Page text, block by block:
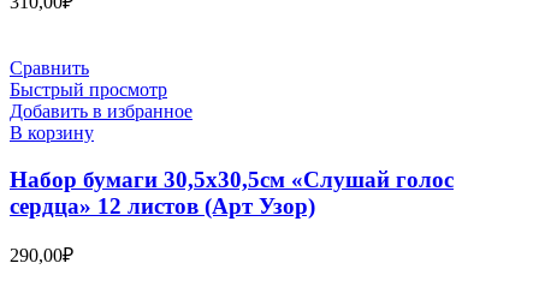
Сравнить
Быстрый просмотр
Добавить в избранное
В корзину
Набор бумаги 30,5х30,5см «Слушай голос
сердца» 12 листов (Арт Узор)
290,00₽